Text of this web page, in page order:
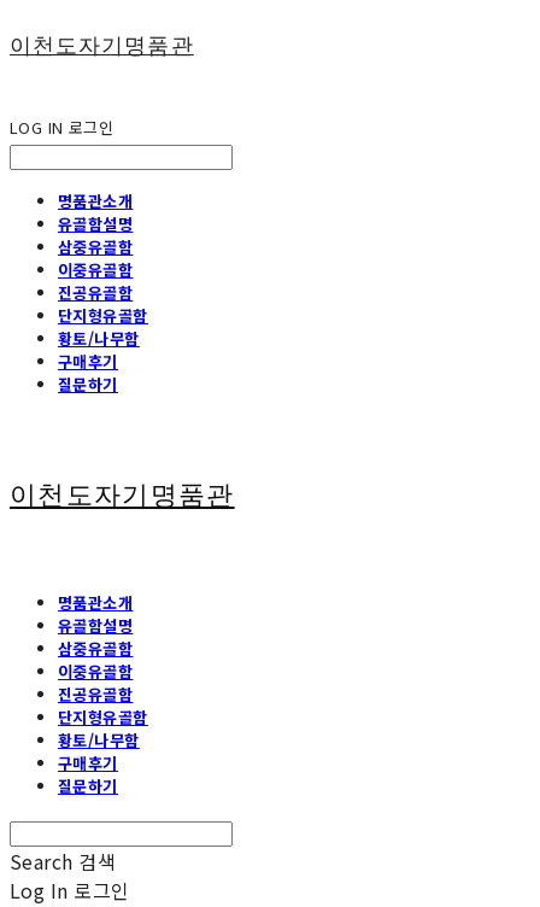
이천도자기명품관
LOG IN 로그인
명품관소개
유골함설명
삼중유골함
이중유골함
진공유골함
단지형유골함
황토/나무함
구매후기
질문하기
이천도자기명품관
명품관소개
유골함설명
삼중유골함
이중유골함
진공유골함
단지형유골함
황토/나무함
구매후기
질문하기
Search 검색
Log In 로그인